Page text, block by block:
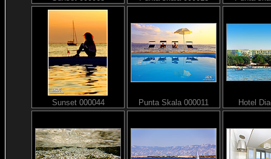
Sunset 000044 Punta Skala 000011 Hotel